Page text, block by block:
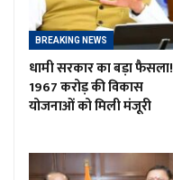
BREAKING NEWS
धामी सरकार का बड़ा फैसला!
1967 करोड़ की विकास
योजनाओं को मिली मंजूरी